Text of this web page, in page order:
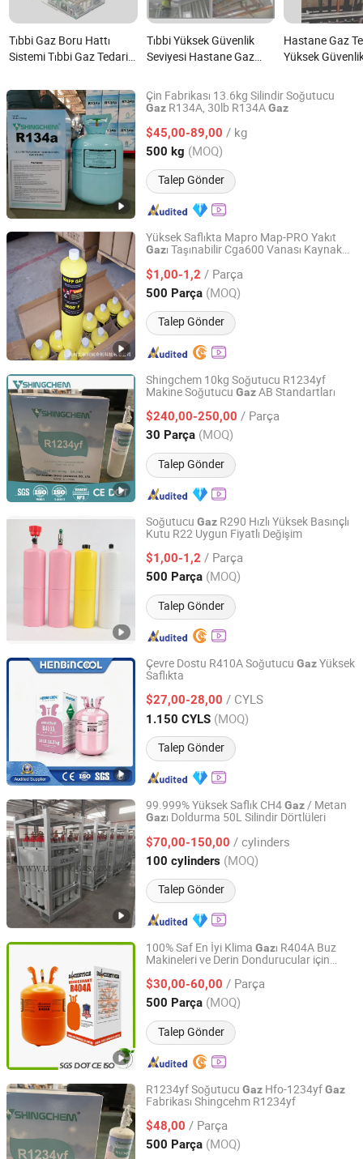
Tıbbi Gaz Boru Hattı
Sistemi Tıbbi Gaz Tedarik
Vakum Emme ve Hava
nedir?
Tıbbi Yüksek Güvenlik
Seviyesi Hastane Gaz
Hastane Gaz
Yüksek
Çin Fabrikası 13.6kg Silindir Soğutucu
Gaz R134A, 30lb R134AGaz
$45,00-89,00 / kg
500 kg (MOQ)
Talep Gönder
Qingdao Shingchem New Material Co., Ltd.
Shandong, China Fiyat 2022
Yüksek Saflıkta Mapro Map-PRO Yakıt
Gazı Taşınabilir Cga600 Vanası Kaynak
İşlemi Mapp Gazı Değişimi
$1,00-1,2 / Parça
500 Parça (MOQ)
Talep Gönder
Zhejiang Binger New Type Refrigerant Co., Ltd.
Zhejiang, China Fiyat 2012
Shingchem 10kg Soğutucu R1234yf
Makine Soğutucu GazAB Standartları
$240,00-250,00 / Parça
30 Parça (MOQ)
Talep Gönder
Qingdao Shingchem New Material Co., Ltd.
Shandong, China Fiyat 2022
Soğutucu Gaz R290 Hızlı Yüksek Basınçlı
Kutu R22 Uygun Fiyatlı Değişim
$1,00-1,2 / Parça
500 Parça (MOQ)
Talep Gönder
Zhejiang Binger New Type Refrigerant Co., Ltd.
Zhejiang, China Fiyat 2012
Çevre Dostu R410A Soğutucu GazYüksek
Saflıkta
$27,00-28,00 / CYLS
1.150 CYLS (MOQ)
Talep Gönder
Chengdu Henbin Refrigeration Co., Ltd.
Sichuan, China Fiyat 2020
99.999% Yüksek Saflık CH4Gaz/ Metan
Gazı Doldurma 50L Silindir Dörtlüleri
$70,00-150,00 / cylinders
100 cylinders (MOQ)
Talep Gönder
Qingdao Ludong Gas Co., Ltd.
Shandong, China Fiyat 2018
100% Saf En İyi Klima Gazı R404A Buz
Makineleri ve Derin Dondurucular için
$30,00-60,00 / Parça
500 Parça (MOQ)
Talep Gönder
JINHUA SLIHE CHEMICAL CO., LIMITED
Zhejiang, China Fiyat 2018
R1234yf Soğutucu Gaz Hfo-1234yfGaz
Fabrikası Shingcehm R1234yf
$48,00 / Parça
500 Parça (MOQ)
Qingdao Shingchem New Material Co., Ltd.
Shandong, China Fiyat 2022